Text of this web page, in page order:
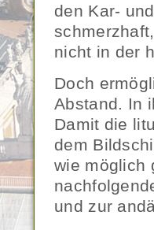
den Kar-
nicht in der
Doch
Abstand. In
Damit die
dem
wie möglich
und zur